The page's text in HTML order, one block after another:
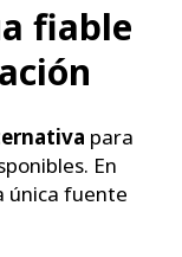
fiable
para
En
única fuente